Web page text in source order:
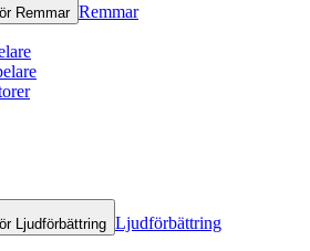
Remmar Remmar
Ljudförbättring Ljudförbättring